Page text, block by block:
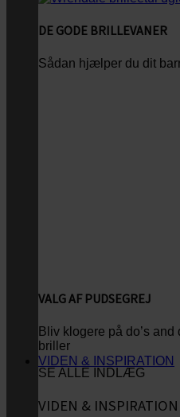
DE GODE BRILLEVANER
Sådan hjælper du dit
VALG AF PUDSEGREJ
Bliv klogere på do’s
briller
SE ALLE INDLÆG
VIDEN & INSPIRATION
VIDEN & INSPIRATION